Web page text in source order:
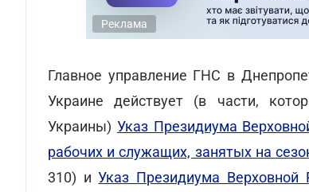
Реклама
Главное управление ГНС в
Украине действует (в части,
Украины) Указ Президиума
рабочих и служащих, занятых на
310) иУказ Президиума